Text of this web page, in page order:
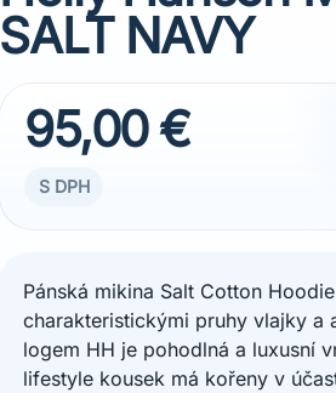
SALT NAVY
95,00 €
S DPH
Pánská mikina Salt Cotton
charakteristickými pruhy vlajky a
logem HH je pohodlná a luxusní
lifestyle kousek má kořeny v